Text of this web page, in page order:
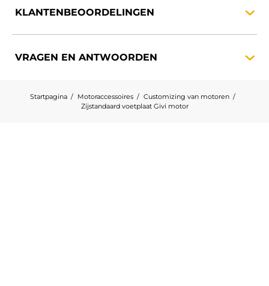
KLANTENBEOORDELINGEN
VRAGEN EN ANTWOORDEN
Startpagina Motoraccessoires
Customizing van motoren
Zijstandaard voetplaat Givi motor